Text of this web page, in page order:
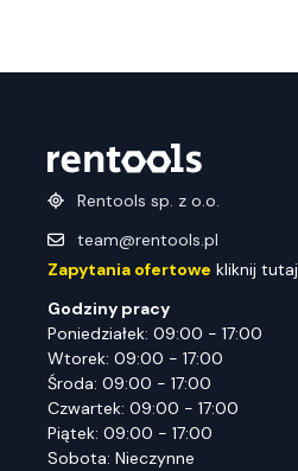
Rentools sp. z o.o.
team@rentools.pl
Zapytania ofertowe kliknij tutaj
Godziny pracy
Poniedziałek: 09:00 - 17:00
Wtorek: 09:00 - 17:00
Środa: 09:00 - 17:00
Czwartek: 09:00 - 17:00
Piątek: 09:00 - 17:00
Sobota: Nieczynne